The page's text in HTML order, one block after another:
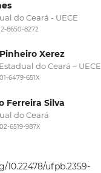
do Ceará - UECE
8650-8272
Xerez
do Ceará – UECE
6479-651X
Ferreira Silva
do Ceará
6519-987X
10.22478/ufpb.2359-